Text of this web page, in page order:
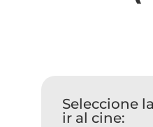
Seleccione
ir al cine: